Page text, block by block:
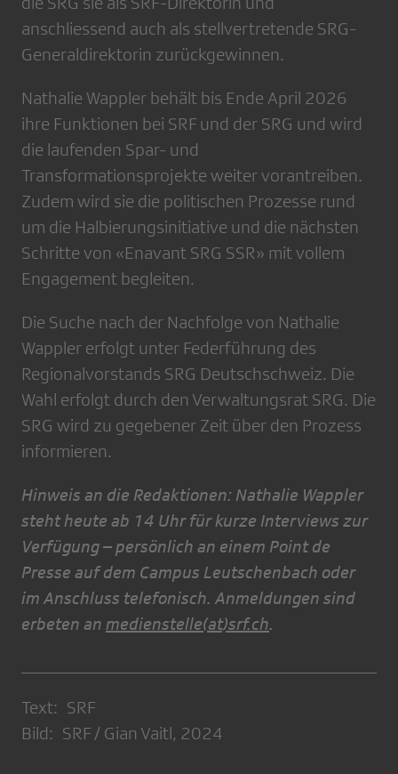
anschliessend auch als stellvertretende SRG-
Generaldirektorin zurückgewinnen.
Nathalie Wappler behält bis Ende April 2026
ihre Funktionen bei SRF und der SRG und wird
die laufenden Spar- und
Transformationsprojekte weiter vorantreiben.
Zudem wird sie die politischen Prozesse rund
um die Halbierungsinitiative und die nächsten
Schritte von «Enavant SRG SSR» mit vollem
Engagement begleiten.
Die Suche nach der Nachfolge von Nathalie
Wappler erfolgt unter Federführung des
Regionalvorstands SRG Deutschschweiz. Die
Wahl erfolgt durch den Verwaltungsrat SRG. Die
SRG wird zu gegebener Zeit über den Prozess
informieren.
Hinweis an die Redaktionen: Nathalie Wappler
steht heute ab 14 Uhr für kurze Interviews zur
Verfügung – persönlich an einem Point de
Presse auf dem Campus Leutschenbach oder
im Anschluss telefonisch. Anmeldungen sind
erbeten an medienstelle(at)srf.ch.
Text: SRF
Bild: SRF / Gian Vaitl, 2024